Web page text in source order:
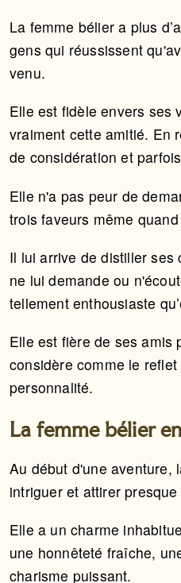
La femme bélier a plus
gens qui réussissent
venu.
Elle est fidèle envers ses
vraiment cette amitié. En
de considération et
Elle n'a pas peur de
trois faveurs même
Il lui arrive de distiller ses
ne lui demande ou
tellement enthousiaste
Elle est fière de ses amis
considère comme le
personnalité.
La femme bélier
Au début d'une aventure,
intriguer et attirer
Elle a un charme
une honnêteté fraîche,
charisme puissant.